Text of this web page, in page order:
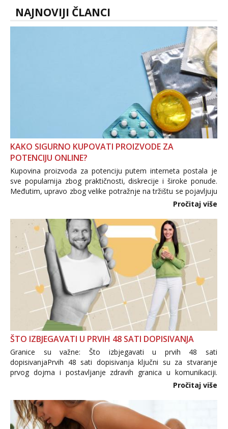
NAJNOVIJI ČLANCI
KAKO SIGURNO KUPOVATI PROIZVODE ZA
POTENCIJU ONLINE?
Kupovina proizvoda za potenciju putem interneta postala je
sve popularnija zbog praktičnosti, diskrecije i široke ponude.
Međutim, upravo zbog velike potražnje na tržištu se pojavljuju
i brojni krivotvoreni proizvodi, nepouzdane internetske
Pročitaj više
ŠTO IZBJEGAVATI U PRVIH 48 SATI DOPISIVANJA
Granice su važne: Što izbjegavati u prvih 48 sati
dopisivanjaPrvih 48 sati dopisivanja ključni su za stvaranje
prvog dojma i postavljanje zdravih granica u komunikaciji.
Važno je izbjeći prebrzo otkrivanje osobnih ili intimnih
informacija, jer nepoznata osoba još nije zaslužila to
povjerenje. Takođe...
Pročitaj više